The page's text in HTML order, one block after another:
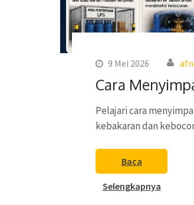
9 Mei 2026
Cara
Pelajari cara
kebakaran dan
Baca
Selengkapnya